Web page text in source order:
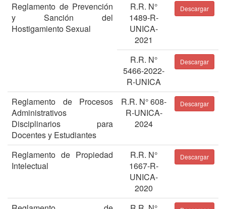
Reglamento de Prevención
y Sanción del
Hostigamiento Sexual
R.R. N°
1489-R-
UNICA-
2021
Descargar
R.R. N°
5466-2022-
R-UNICA
Descargar
Reglamento de Procesos
Administrativos
Disciplinarios para
Docentes y Estudiantes
R.R. N° 608-
R-UNICA-
2024
Descargar
Reglamento de Propiedad
Intelectual
R.R. N°
1667-R-
UNICA-
2020
Descargar